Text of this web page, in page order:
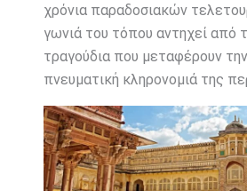
χρόνια παραδοσιακών
γωνιά του τόπου αντηχεί από
τραγούδια που μεταφέρουν την
πνευματική κληρονομιά της